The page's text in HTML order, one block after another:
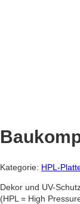
Kategorie: HPL-
Dekor und UV-
(HPL = High